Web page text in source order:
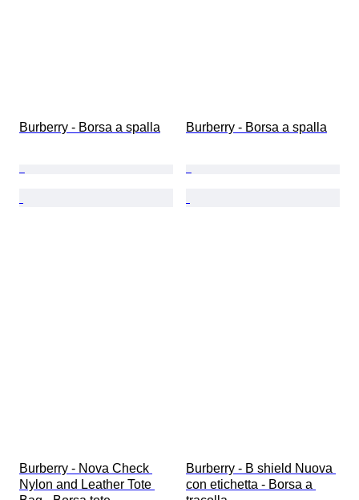
Burberry - Borsa a spalla Burberry - Borsa a spalla
Burberry - Nova Check
Nylon and Leather Tote
Burberry - B shield Nuova
con etichetta - Borsa a